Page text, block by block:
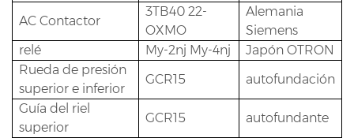
AC Contactor
3TB40 22-
OXMO
Alemania
Siemens
relé
My-2nj My-4nj
Japón OTRON
Rueda de presión
superior e inferior
GCR15
autofundación
Guía del riel
superior
GCR15
autofundante